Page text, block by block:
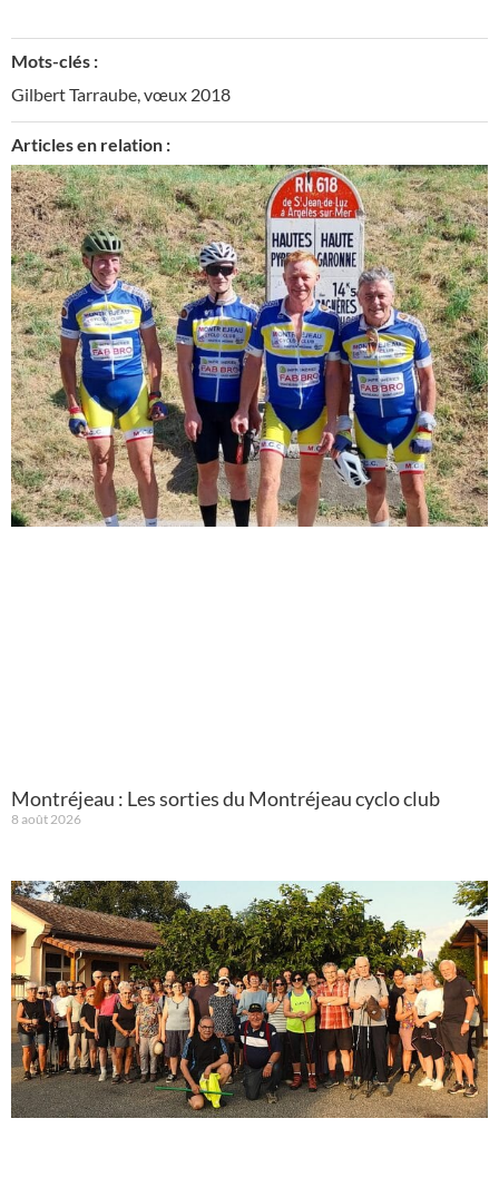
Mots-clés :
Gilbert Tarraube vœux 2018
Articles en relation :
Montréjeau : Les sorties du Montréjeau cyclo club
8 août 2026